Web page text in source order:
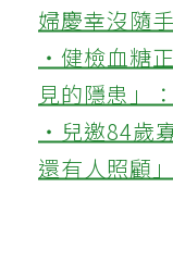
婦慶幸沒隨
‧健檢血糖
見的隱患」
‧兒邀84歲
還有人照顧